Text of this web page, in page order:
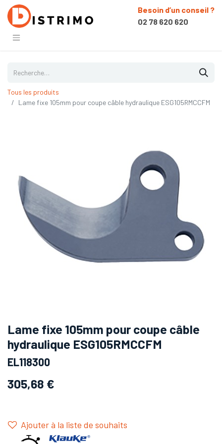
Besoin d’un conseil ?
02 78 620 620
Tous les produits
Lame fixe 105mm pour coupe câble hydraulique ESG105RMCCFM
Lame fixe 105mm pour coupe câble
hydraulique ESG105RMCCFM
EL118300
305,68 €
Ajouter à la liste de souhaits